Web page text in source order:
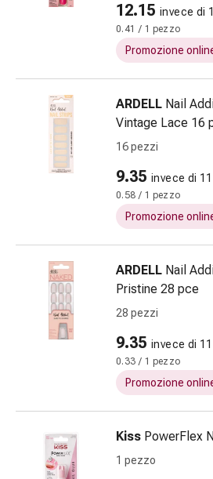
spagirici
Medicine
antroposofiche
vescica
e
prostata
Disturbi
urinari
Prostata
Disturbi
reni
Dolore
e
testa
Antidolorifici
12.15 invece di
0.41 / 1 pezzo
Promozione
ARDELL Nail
Vintage Lace 16
16 pezzi
9.35 invece di
0.58 / 1 pezzo
Promozione
ARDELL Nail
Pristine 28 pce
28 pezzi
9.35 invece di
0.33 / 1 pezzo
Promozione
Kiss PowerFlex
1 pezzo